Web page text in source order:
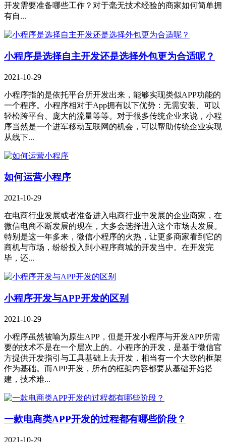
开发需要准备哪些工作？对于毫无技术经验的商家如何简单拥
有自...
小程序是选择自主开发还是选择外包更为合适呢？
2021-10-29
小程序指的是依托平台所开发出来，能够实现类似APP功能的
一个程序。小程序相对于App拥有以下优势：无需安装、可以
轻松跨平台、庞大的流量等等。对于很多传统企业来说，小程
序当然是一个进军移动互联网的机会，可以帮助传统企业实现
从线下...
如何运营小程序
2021-10-29
在电商行业发展或者准备进入电商行业中发展的企业商家，在
微信电商不断发展的现在，大多会选择进入这个市场去发展。
特别是这一年多来，微信小程序的火热，让更多商家看到它的
商机与市场，纷纷投入到小程序商城的开发当中。在开发完
毕，还...
小程序开发与APP开发的区别
2021-10-29
小程序虽然被喻为原生APP，但是开发小程序与开发APP所需
要的技术不是在一个层次上的。小程序的开发，是基于微信官
方提供开发指引与工具基础上去开发，相当有一个大致的框架
作为基础。而APP开发，所有的框架内容都要从基础开始搭
建，技术难...
一款电商类APP开发的过程都有哪些阶段？
2021-10-29